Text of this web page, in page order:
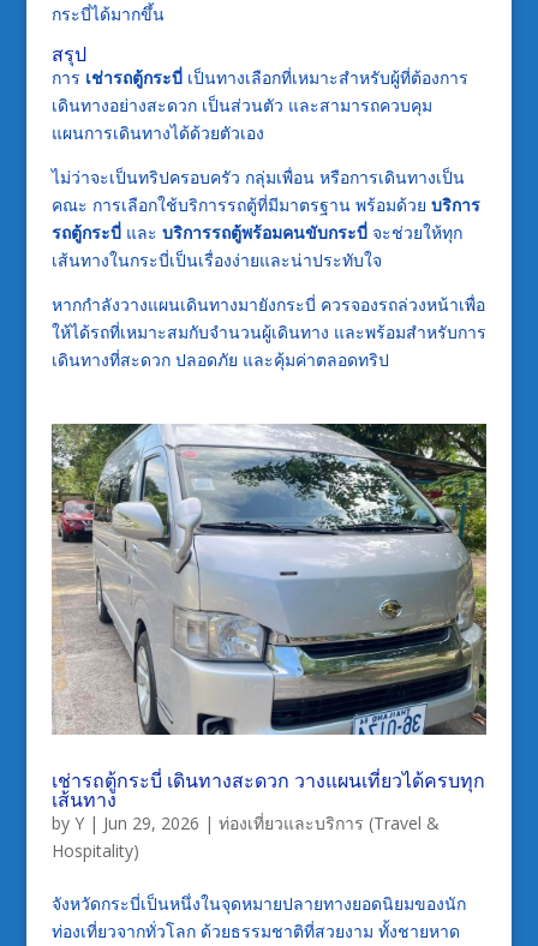
กระบี่ได้มากขึ้น
สรุป
การ เช่ารถตู้กระบี่เป็นทางเลือกที่เหมาะสำหรับผู้ที่ต้องการ
เดินทางอย่างสะดวก เป็นส่วนตัว และสามารถควบคุม
แผนการเดินทางได้ด้วยตัวเอง
ไม่ว่าจะเป็นทริปครอบครัว กลุ่มเพื่อน หรือการเดินทางเป็น
คณะ การเลือกใช้บริการรถตู้ที่มีมาตรฐาน พร้อมด้วย บริการ
รถตู้กระบี่และ บริการรถตู้พร้อมคนขับกระบี่จะช่วยให้ทุก
เส้นทางในกระบี่เป็นเรื่องง่ายและน่าประทับใจ
หากกำลังวางแผนเดินทางมายังกระบี่ ควรจองรถล่วงหน้าเพื่อ
ให้ได้รถที่เหมาะสมกับจำนวนผู้เดินทาง และพร้อมสำหรับการ
เดินทางที่สะดวก ปลอดภัย และคุ้มค่าตลอดทริป
เช่ารถตู้กระบี่ เดินทางสะดวก วางแผนเที่ยวได้ครบทุก
เส้นทาง
by Y| Jun 29, 2026 | ท่องเที่ยวและบริการ (Travel &
Hospitality)
จังหวัดกระบี่เป็นหนึ่งในจุดหมายปลายทางยอดนิยมของนัก
ท่องเที่ยวจากทั่วโลก ด้วยธรรมชาติที่สวยงาม ทั้งชายหาด